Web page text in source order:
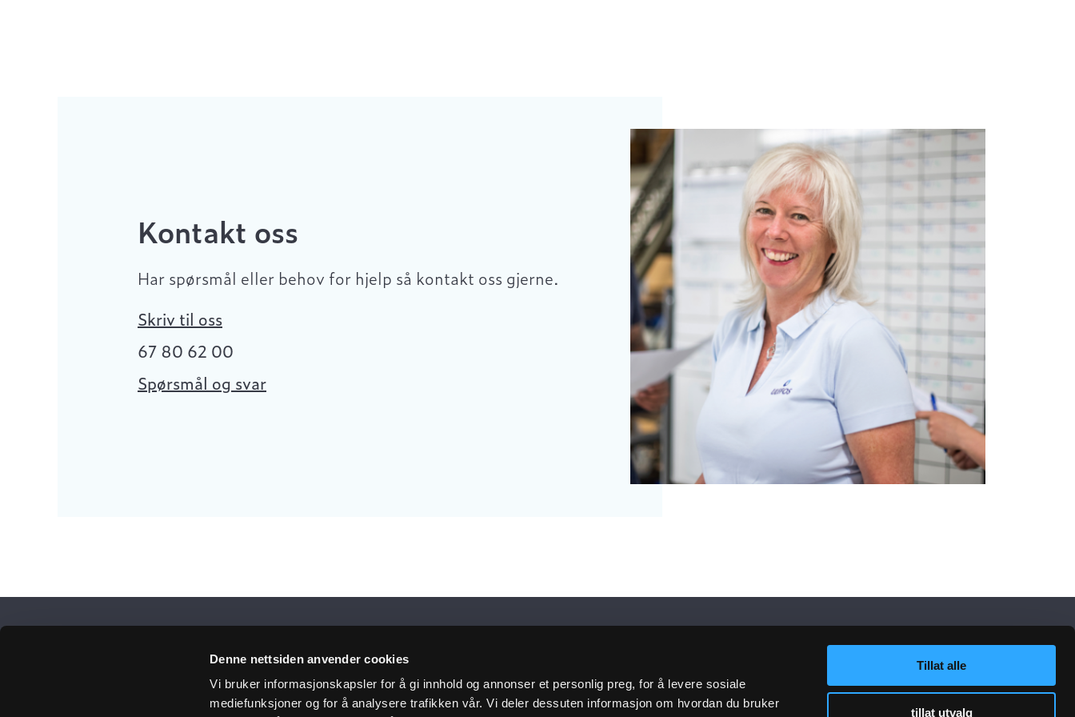
Denne nettsiden anvender cookies
Vi bruker informasjonskapsler for å gi innhold og annonser et personlig preg, for å levere sosiale
mediefunksjoner og for å analysere trafikken vår. Vi deler dessuten informasjon om hvordan du bruker
Tillat alle
tillat utvalg
Kontakt oss
Har spørsmål eller behov for hjelp så kontakt oss gjerne.
Skriv til oss
67 80 62 00
Spørsmål og svar
Få siste nytt i innboksen